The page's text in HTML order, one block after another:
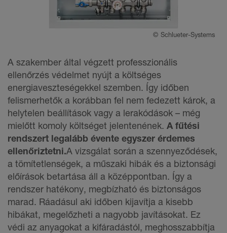
© Schlueter-Systems
A szakember által végzett professzionális
ellenőrzés védelmet nyújt a költséges
energiaveszteségekkel szemben. Így időben
felismerhetők a korábban fel nem fedezett károk, a
helytelen beállítások vagy a lerakódások – még
mielőtt komoly költséget jelentenének. A fűtési
rendszert legalább évente egyszer érdemes
ellenőriztetni.A vizsgálat során a szennyeződések,
a tömítetlenségek, a műszaki hibák és a biztonsági
előírások betartása áll a középpontban. Így a
rendszer hatékony, megbízható és biztonságos
marad. Ráadásul aki időben kijavítja a kisebb
hibákat, megelőzheti a nagyobb javításokat. Ez
védi az anyagokat a kifáradástól, meghosszabbítja